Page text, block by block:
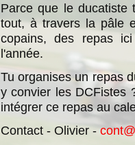
Parce que le ducatiste
tout, à travers la pâle
copains, des repas
l'année.
Tu organises un repas
y convier les DCFistes
intégrer ce repas au
Contact - Olivier -